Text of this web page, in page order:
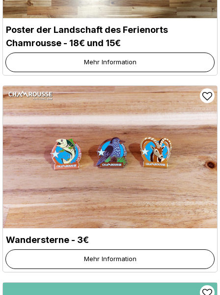
Poster der Landschaft des Ferienorts
Chamrousse - 18€ und 15€
Mehr Information
Wandersterne - 3€
Mehr Information